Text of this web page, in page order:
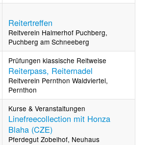
Reitertreffen
Reitverein Halmerhof Puchberg,
Puchberg am Schneeberg
Prüfungen klassische Reitweise
Reiterpass, Reiternadel
Reitverein Pernthon Waldviertel,
Pernthon
Kurse & Veranstaltungen
Linefreecollection mit Honza
Blaha (CZE)
Pferdegut Zobelhof, Neuhaus